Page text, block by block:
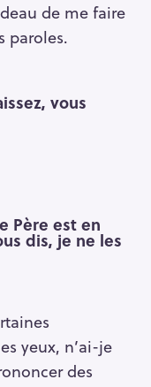
de me faire
paroles.
vous
Père est en
dis, je ne les
yeux, n’ai-je
des